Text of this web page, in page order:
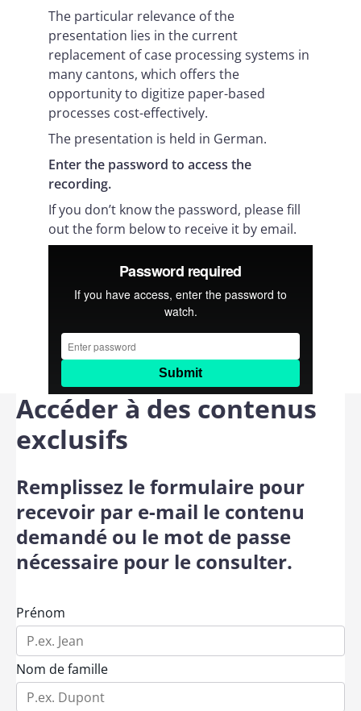
The particular relevance of the
presentation lies in the current
replacement of case processing systems in
many cantons, which offers the
opportunity to digitize paper-based
processes cost-effectively.
The presentation is held in German.
Enter the password to access the
recording.
If you don’t know the password, please fill
out the form below to receive it by email.
Accéder à des contenus
exclusifs
Remplissez le formulaire pour
recevoir par e-mail le contenu
demandé ou le mot de passe
nécessaire pour le consulter.
Prénom
Nom de famille